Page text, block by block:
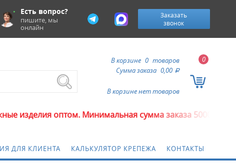
Есть вопрос?
пишите, мы
онлайн
Заказать
звонок
0
В корзине 0 товаров
Сумма заказа 0,00 a
В корзине нет товаров
оптом. Минимальная сумма заказа 5000 рублей.
ДЛЯ КЛИЕНТА КАЛЬКУЛЯТОР КРЕПЕЖА КОНТАКТЫ